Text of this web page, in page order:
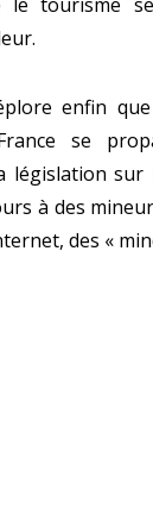
enfin
se
législation
à des
des «